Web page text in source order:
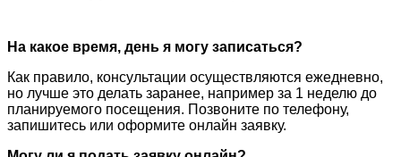
На какое время, день я могу записаться?
Как правило, консультации осуществляются ежедневно,
но лучше это делать заранее, например за 1 неделю до
планируемого посещения. Позвоните по телефону,
запишитесь или оформите онлайн заявку.